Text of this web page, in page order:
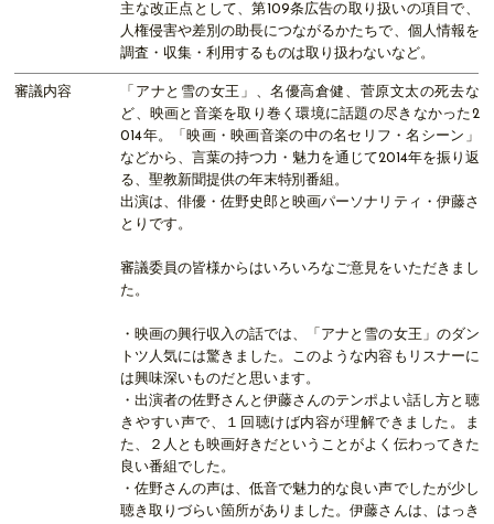
主な改正点として、第109条広告の取り扱いの項目で、
人権侵害や差別の助長につながるかたちで、個人情報を
調査・収集・利用するものは取り扱わないなど。
審議内容
「アナと雪の女王」、名優高倉健、菅原文太の死去な
ど、映画と音楽を取り巻く環境に話題の尽きなかった2
014年。「映画・映画音楽の中の名セリフ・名シーン」
などから、言葉の持つ力・魅力を通じて2014年を振り返
る、聖教新聞提供の年末特別番組。
出演は、俳優・佐野史郎と映画パーソナリティ・伊藤さ
とりです。
審議委員の皆様からはいろいろなご意見をいただきまし
た。
・映画の興行収入の話では、「アナと雪の女王」のダン
トツ人気には驚きました。このような内容もリスナーに
は興味深いものだと思います。
・出演者の佐野さんと伊藤さんのテンポよい話し方と聴
きやすい声で、１回聴けば内容が理解できました。ま
た、２人とも映画好きだということがよく伝わってきた
良い番組でした。
・佐野さんの声は、低音で魅力的な良い声でしたが少し
聴き取りづらい箇所がありました。伊藤さんは、はっき